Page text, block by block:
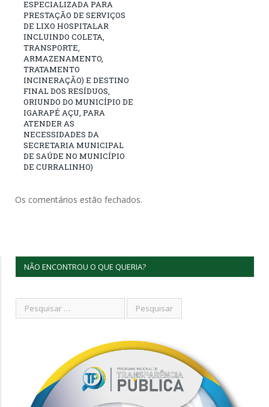
ESPECIALIZADA PARA
PRESTAÇÃO DE SERVIÇOS
DE LIXO HOSPITALAR
INCLUINDO COLETA,
TRANSPORTE,
ARMAZENAMENTO,
TRATAMENTO
INCINERAÇÃO) E DESTINO
FINAL DOS RESÍDUOS,
ORIUNDO DO MUNICÍPIO DE
IGARAPÉ AÇU, PARA
ATENDER AS
NECESSIDADES DA
SECRETARIA MUNICIPAL
DE SAÚDE NO MUNICÍPIO
DE CURRALINHO)
Os comentários estão fechados.
NÃO ENCONTROU O QUE QUERIA?